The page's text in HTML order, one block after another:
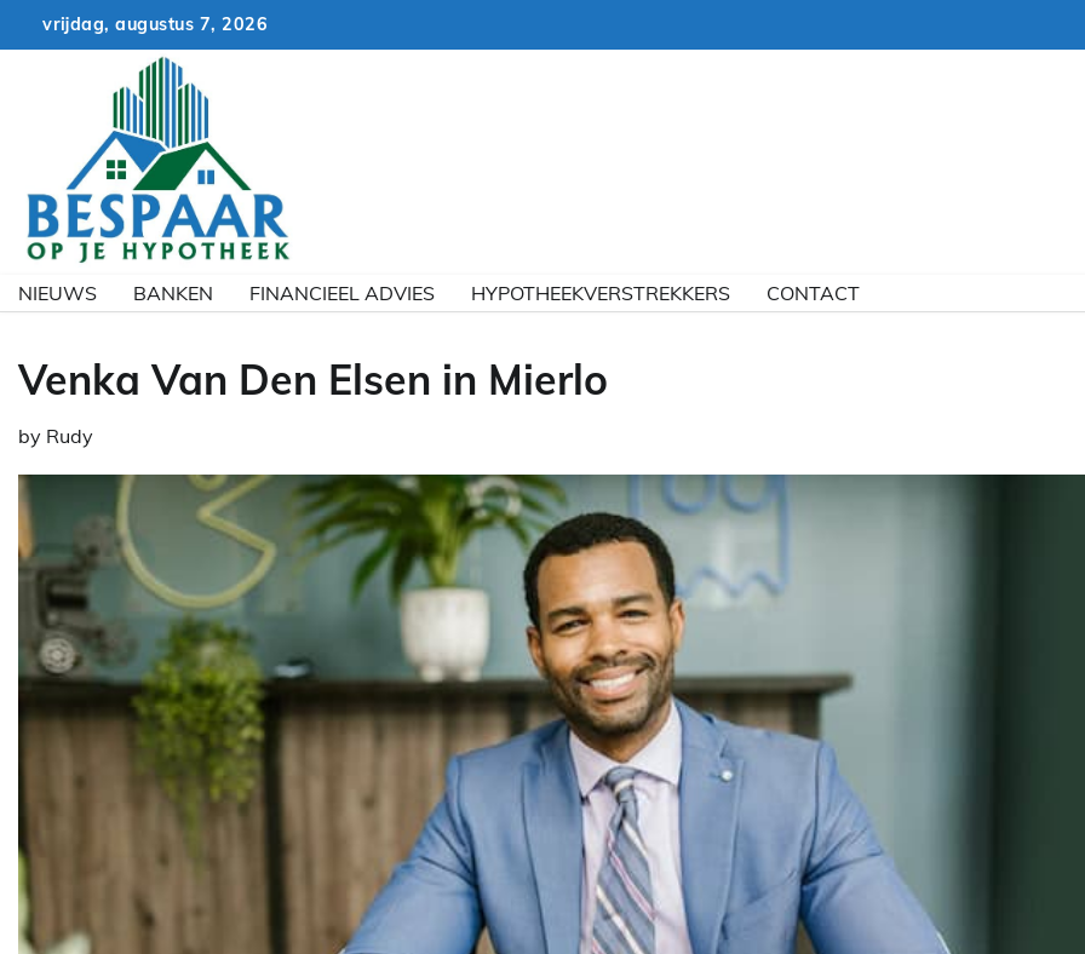
vrijdag, augustus 7, 2026
NIEUWS BANKEN FINANCIEEL ADVIES HYPOTHEEKVERSTREKKERS CONTACT
Venka Van Den Elsen in Mierlo
by Rudy